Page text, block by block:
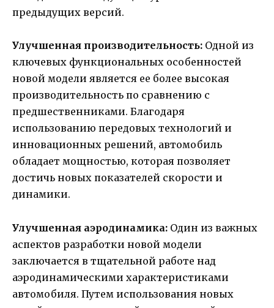
предыдущих версий.
Улучшенная производительность: Одной из
ключевых функциональных особенностей
новой модели является ее более высокая
производительность по сравнению с
предшественниками. Благодаря
использованию передовых технологий и
инновационных решений, автомобиль
обладает мощностью, которая позволяет
достичь новых показателей скорости и
динамики.
Улучшенная аэродинамика: Один из важных
аспектов разработки новой модели
заключается в тщательной работе над
аэродинамическими характеристиками
автомобиля. Путем использования новых